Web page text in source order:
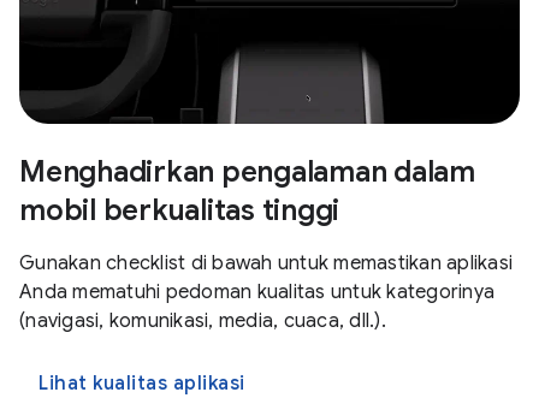
Menghadirkan pengalaman dalam
mobil berkualitas tinggi
Gunakan checklist di bawah untuk memastikan aplikasi
Anda mematuhi pedoman kualitas untuk kategorinya
(navigasi, komunikasi, media, cuaca, dll.).
Lihat kualitas aplikasi